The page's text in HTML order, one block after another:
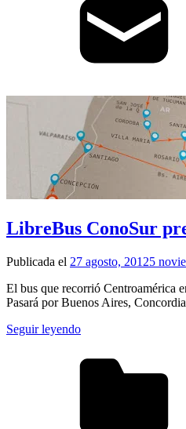
LibreBus ConoSur
Publicada el 27 agosto, 20125
El bus que recorrió Centroamérica
Pasará por Buenos Aires,
Seguir leyendo